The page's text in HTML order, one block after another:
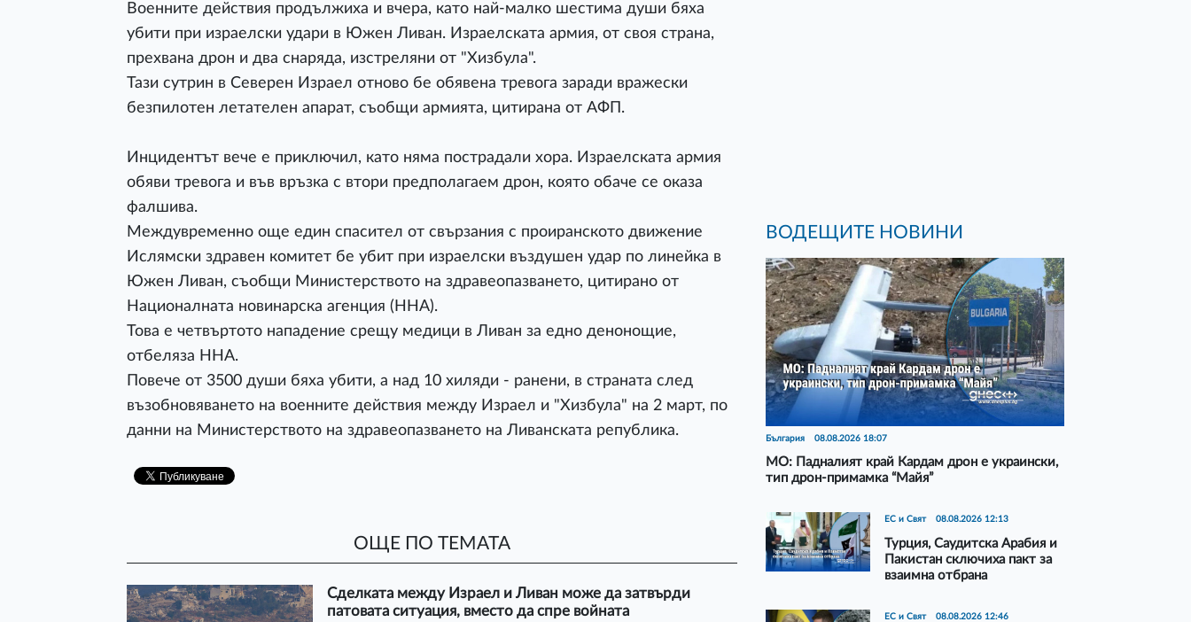
Военните действия продължиха и вчера, като най-малко шестима души бяха
убити при израелски удари в Южен Ливан. Израелската армия, от своя страна,
прехвана дрон и два снаряда, изстреляни от "Хизбула".
Тази сутрин в Северен Израел отново бе обявена тревога заради вражески
безпилотен летателен апарат, съобщи армията, цитирана от АФП.
Инцидентът вече е приключил, като няма пострадали хора. Израелската армия
обяви тревога и във връзка с втори предполагаем дрон, която обаче се оказа
фалшива.
Междувременно още един спасител от свързания с проиранското движение
Ислямски здравен комитет бе убит при израелски въздушен удар по линейка в
Южен Ливан, съобщи Министерството на здравеопазването, цитирано от
Националната новинарска агенция (ННА).
Това е четвъртото нападение срещу медици в Ливан за едно денонощие,
отбеляза ННА.
Повече от 3500 души бяха убити, а над 10 хиляди - ранени, в страната след
възобновяването на военните действия между Израел и "Хизбула" на 2 март, по
данни на Министерството на здравеопазването на Ливанската република.
ОЩЕ ПО ТЕМАТА
Сделката между Израел и Ливан може да затвърди
патовата ситуация, вместо да спре войната
ВОДЕЩИТЕ НОВИНИ
България 08.08.2026 18:07
МО: Падналият край Кардам дрон е украински,
тип дрон-примамка “Майя”
ЕС и Свят 08.08.2026 12:13
Турция, Саудитска Арабия и
Пакистан сключиха пакт за
взаимна отбрана
ЕС и Свят 08.08.2026 12:46